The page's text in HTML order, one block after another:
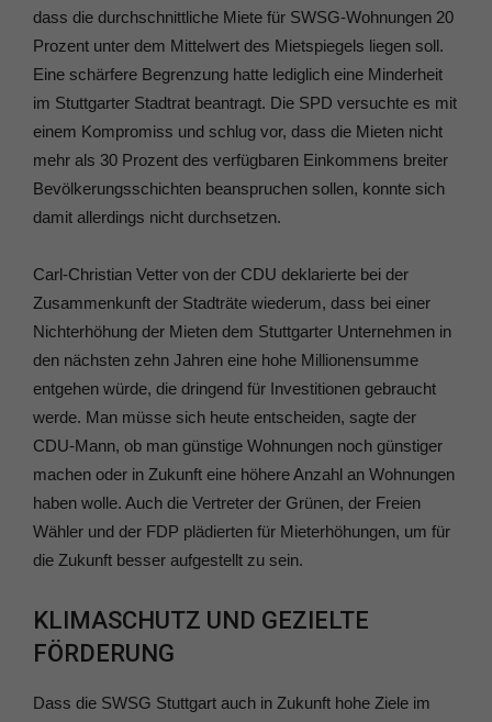
dass die durchschnittliche Miete für SWSG-Wohnungen 20
Prozent unter dem Mittelwert des Mietspiegels liegen soll.
Eine schärfere Begrenzung hatte lediglich eine Minderheit
im Stuttgarter Stadtrat beantragt. Die SPD versuchte es mit
einem Kompromiss und schlug vor, dass die Mieten nicht
mehr als 30 Prozent des verfügbaren Einkommens breiter
Bevölkerungsschichten beanspruchen sollen, konnte sich
damit allerdings nicht durchsetzen.
Carl-Christian Vetter von der CDU deklarierte bei der
Zusammenkunft der Stadträte wiederum, dass bei einer
Nichterhöhung der Mieten dem Stuttgarter Unternehmen in
den nächsten zehn Jahren eine hohe Millionensumme
entgehen würde, die dringend für Investitionen gebraucht
werde. Man müsse sich heute entscheiden, sagte der
CDU-Mann, ob man günstige Wohnungen noch günstiger
machen oder in Zukunft eine höhere Anzahl an Wohnungen
haben wolle. Auch die Vertreter der Grünen, der Freien
Wähler und der FDP plädierten für Mieterhöhungen, um für
die Zukunft besser aufgestellt zu sein.
KLIMASCHUTZ UND GEZIELTE
FÖRDERUNG
Dass die SWSG Stuttgart auch in Zukunft hohe Ziele im